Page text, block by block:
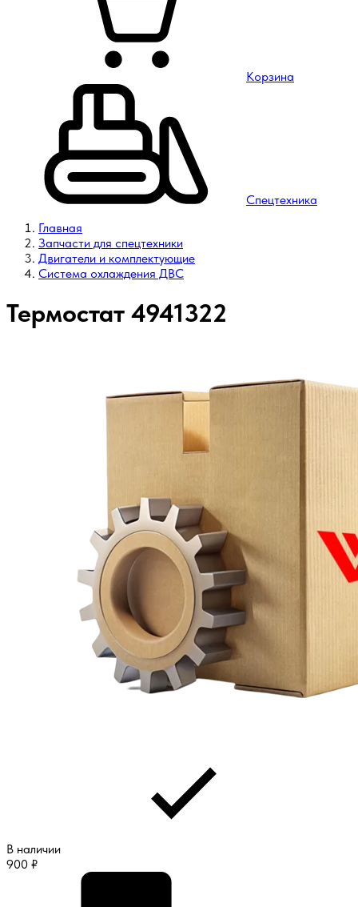
Корзина
Спецтехника
Главная
Запчасти для спецтехники
Двигатели и комплектующие
Система охлаждения ДВС
Термостат 4941322
В наличии
900 ₽